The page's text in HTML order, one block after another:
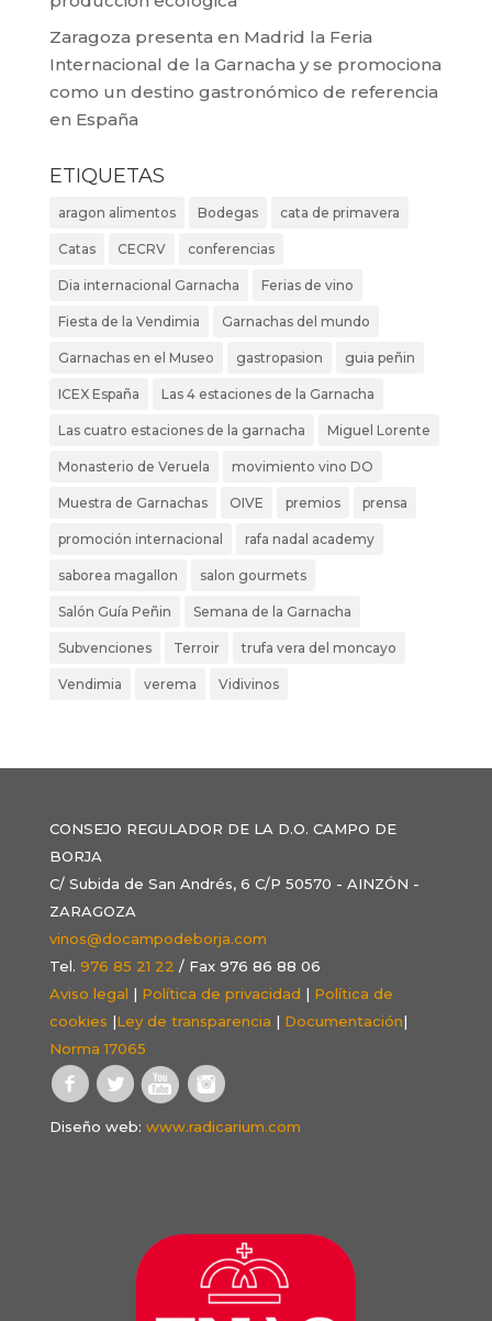
Zaragoza presenta en Madrid la Feria
Internacional de la Garnacha y se promociona
como un destino gastronómico de referencia
en España
ETIQUETAS
aragon alimentos Bodegas cata de primavera
Catas CECRV conferencias
Dia internacional Garnacha Ferias de vino
Fiesta de la Vendimia Garnachas del mundo
Garnachas en el Museo gastropasion guia peñin
ICEX España Las 4 estaciones de la Garnacha
Las cuatro estaciones de la garnacha Miguel Lorente
Monasterio de Veruela movimiento vino DO
Muestra de Garnachas OIVE premios prensa
promoción internacional rafa nadal academy
saborea magallon salon gourmets
Salón Guía Peñin Semana de la Garnacha
Subvenciones Terroir trufa vera del moncayo
Vendimia verema Vidivinos
CONSEJO REGULADOR DE LA D.O. CAMPO DE
BORJA
C/ Subida de San Andrés, 6 C/P 50570 - AINZÓN -
ZARAGOZA
vinos@docampodeborja.com
Tel. 976 85 21 22 / Fax 976 86 88 06
Aviso legal | Política de privacidad | Política de
cookies |Ley de transparencia | Documentación|
Norma 17065
Diseño web: www.radicarium.com